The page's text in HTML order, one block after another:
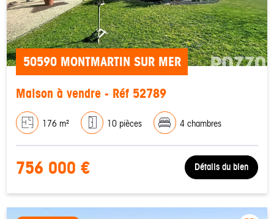
50590 MONTMARTIN SUR MER
Maison à vendre - Réf 52789
176 m² 10 pièces 4 chambres
756 000 € Détails du bien